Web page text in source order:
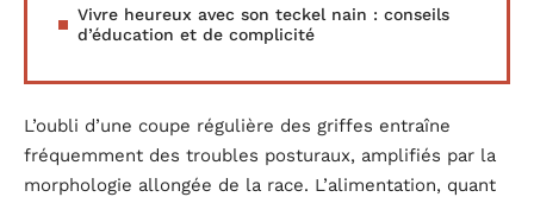
Vivre heureux avec son teckel nain : conseils
d’éducation et de complicité
L’oubli d’une coupe régulière des griffes entraîne
fréquemment des troubles posturaux, amplifiés par la
morphologie allongée de la race. L’alimentation, quant